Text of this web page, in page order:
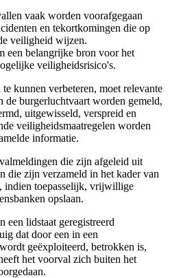
vaak worden voorafgegaan
en tekortkomingen die op
veiligheid wijzen.
een belangrijke bron voor het
veiligheidsrisico's.
kunnen verbeteren, moet relevante
burgerluchtvaart worden gemeld,
uitgewisseld, verspreid en
veiligheidsmaatregelen worden
informatie.
die zijn afgeleid uit
die zijn verzameld in het kader van
indien toepasselijk, vrijwillige
opslaan.
een lidstaat geregistreerd
dat door een in een
geëxploiteerd, betrokken is,
het voorval zich buiten het